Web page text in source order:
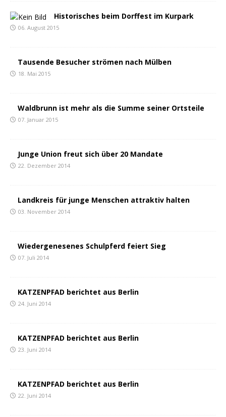
Historisches beim Dorffest im Kurpark
06. August 2015
Tausende Besucher strömen nach Mülben
18. Mai 2015
Waldbrunn ist mehr als die Summe seiner Ortsteile
07. Januar 2015
Junge Union freut sich über 20 Mandate
22. Dezember 2014
Landkreis für junge Menschen attraktiv halten
03. November 2014
Wiedergenesenes Schulpferd feiert Sieg
07. Juli 2014
KATZENPFAD berichtet aus Berlin
24. Juni 2014
KATZENPFAD berichtet aus Berlin
23. Juni 2014
KATZENPFAD berichtet aus Berlin
22. Juni 2014